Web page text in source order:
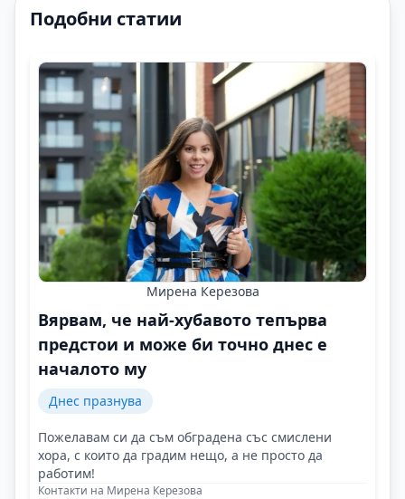
Подобни статии
Мирена Керезова
Вярвам, че най-хубавото тепърва
предстои и може би точно днес е
началото му
Днес празнува
Пожелавам си да съм обградена със смислени
хора, с които да градим нещо, а не просто да
работим!
Контакти на Мирена Керезова